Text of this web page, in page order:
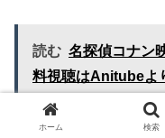
読む 名探偵コナン
料視聴はAnitubeよ
ホーム 検索